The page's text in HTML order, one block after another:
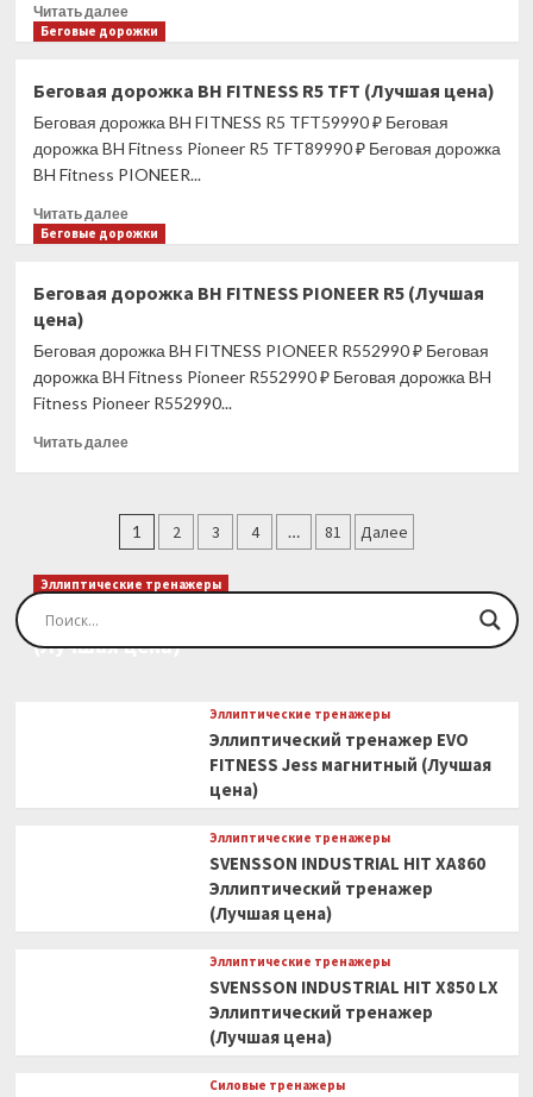
Читать далееПрочитать
больше
магнитный
ATLAS
SPORT
THB
цена)
Беговые дорожки
Беговая дорожка BH FITNESS R5 TFT (Лучшая цена)
Беговая дорожка BH FITNESS R5 TFT59990 ₽ Беговая
дорожка BH Fitness Pioneer R5 TFT89990 ₽ Беговая дорожка
BH Fitness PIONEER...
Читать далееПрочитать
больше
дорожка
FITNESS
R5
(Лучшая
цена)
Беговые дорожки
Беговая дорожка BH FITNESS PIONEER R5 (Лучшая
цена)
Беговая дорожка BH FITNESS PIONEER R552990 ₽ Беговая
дорожка BH Fitness Pioneer R552990 ₽ Беговая дорожка BH
Fitness Pioneer R552990...
Читать далееПрочитать
дорожка
BH
FITNESS
PIONEER
(Лучшая
Пагинация
записей
1 2 3 4 … 81 Далее
Эллиптические тренажеры
Эллиптический тренажер EVO FITNESS Orion
(Лучшая цена)
Эллиптические тренажеры
Эллиптический тренажер EVO
FITNESS Jess магнитный (Лучшая
цена)
Эллиптические тренажеры
SVENSSON INDUSTRIAL HIT XA860
Эллиптический тренажер
(Лучшая цена)
Эллиптические тренажеры
SVENSSON INDUSTRIAL HIT X850 LX
Эллиптический тренажер
(Лучшая цена)
Силовые тренажеры